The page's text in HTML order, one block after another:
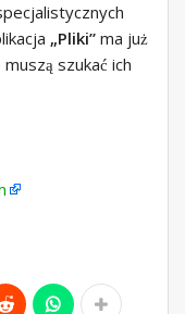
„Pliki” ma już
szukać ich